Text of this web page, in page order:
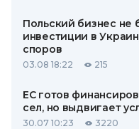
Польский бизнес не
инвестиции в
споров
03.08 18:22 215
ЕС готов
сел, но выдвигает
30.07 10:23 3220